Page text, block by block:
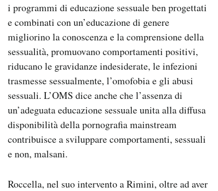
i programmi di educazione sessuale ben progettati
e combinati con un’educazione di genere
migliorino la conoscenza e la comprensione della
sessualità, promuovano comportamenti positivi,
riducano le gravidanze indesiderate, le infezioni
trasmesse sessualmente, l’omofobia e gli abusi
sessuali. L’OMS dice anche che l’assenza di
un’adeguata educazione sessuale unita alla diffusa
disponibilità della pornografia mainstream
contribuisce a sviluppare comportamenti, sessuali
e non, malsani.
Roccella, nel suo intervento a Rimini, oltre ad aver